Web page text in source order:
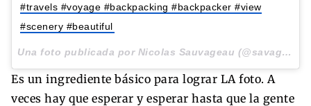
#travels #voyage #backpacking #backpacker #view
#scenery #beautiful
Una foto publicada por Nicolas Sauvageau (@savage___99) el
Es un ingrediente básico para lograr LA foto. A
veces hay que esperar y esperar hasta que la gente